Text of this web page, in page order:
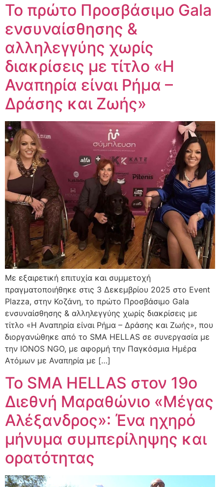
Το πρώτο Προσβάσιμο Gala
ενσυναίσθησης &
αλληλεγγύης χωρίς
διακρίσεις με τίτλο «Η
Αναπηρία είναι Ρήμα –
Δράσης και Ζωής»
Με εξαιρετική επιτυχία και συμμετοχή
πραγματοποιήθηκε στις 3 Δεκεμβρίου 2025 στο Event
Plazza, στην Κοζάνη, το πρώτο Προσβάσιμο Gala
ενσυναίσθησης & αλληλεγγύης χωρίς διακρίσεις με
τίτλο «Η Αναπηρία είναι Ρήμα – Δράσης και Ζωής», που
διοργανώθηκε από το SMA HELLAS σε συνεργασία με
την IONOS NGO, με αφορμή την Παγκόσμια Ημέρα
Ατόμων με Αναπηρία με […]
Το SMA HELLAS στον 19ο
Διεθνή Μαραθώνιο «Μέγας
Αλέξανδρος»: Ένα ηχηρό
μήνυμα συμπερίληψης και
ορατότητας